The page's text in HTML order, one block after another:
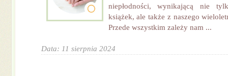
niepłodności, wynikającą nie
książek, ale także z naszego
Przede wszystkim zależy nam ...
Data: 11 sierpnia 2024